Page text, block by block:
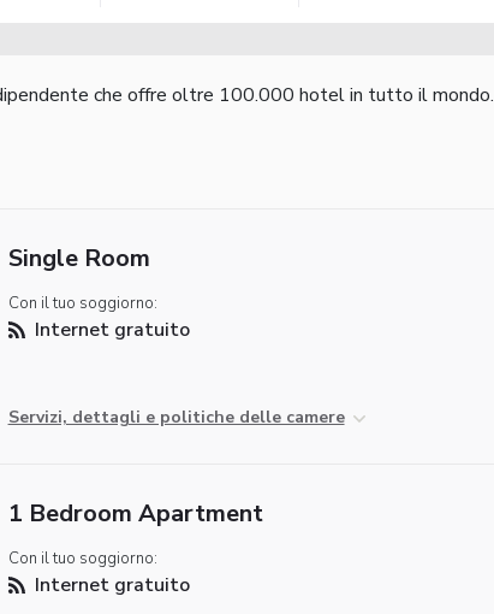
che offre oltre 100.000 hotel in tutto il mondo.
Single Room
Con il tuo soggiorno:
Internet gratuito
Servizi, dettagli e politiche delle camere
1 Bedroom Apartment
Con il tuo soggiorno:
Internet gratuito